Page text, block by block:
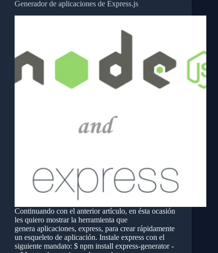
Generador de aplicaciones de Express.js
Continuando con el anterior artículo, en ésta ocasión
les quiero mostrar la herramienta que
genera aplicaciones, express, para crear rápidamente
un esqueleto de aplicación. Instale express con el
siguiente mandato: $ npm install express-generator -